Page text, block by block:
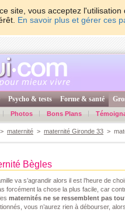
site, vous acceptez
En savoir plus et gérer ces
Psycho & tests Forme & santé
Photos Bons Plans
maternité > maternité Gironde 33 >
Bègles
va s’agrandir alors il est l’heure de
forcément la chose la plus facile, car
maternités ne se ressemblent pas
vous n’aurez rien à débourser,